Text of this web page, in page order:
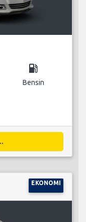
local_gas_station
Bensin
EKONOMI